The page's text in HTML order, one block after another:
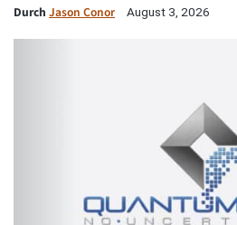
Durch Jason Conor August 3, 2026